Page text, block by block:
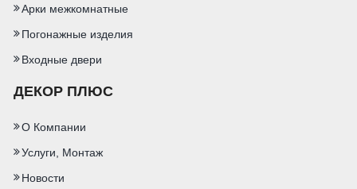
Арки межкомнатные
Погонажные изделия
Входные двери
ДЕКОР ПЛЮС
О Компании
Услуги, Монтаж
Новости